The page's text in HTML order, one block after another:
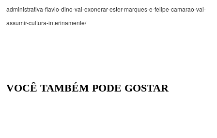
administrativa-flavio-dino-vai-exonerar-ester-marques-e-felipe-camarao-vai-
assumir-cultura-interinamente/
VOCÊ TAMBÉM PODE GOSTAR